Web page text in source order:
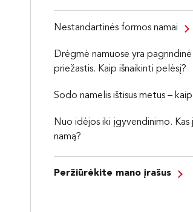
Nestandartinės formos namai
Drėgmė namuose yra
priežastis. Kaip išnaikinti pelėsį?
Sodo namelis ištisus metus –
Nuo idėjos iki įgyvendinimo. Kas
namą?
Peržiūrėkite mano įrašus